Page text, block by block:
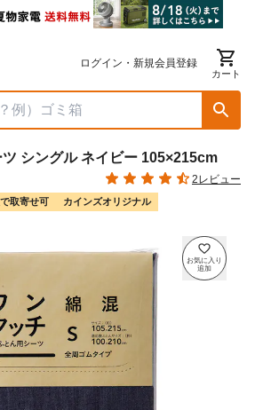
ログイン・新規会員登録
カート
シングル ネイビー 105×215cm
2レビュー
取寄せ可 カインズオリジナル